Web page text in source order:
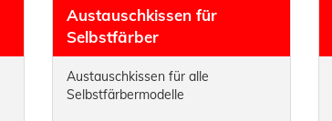
Austauschkissen für
Selbstfärber
Austauschkissen für alle
Selbstfärbermodelle